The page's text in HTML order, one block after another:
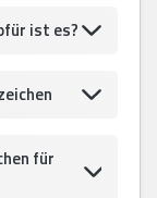
ist es?
für